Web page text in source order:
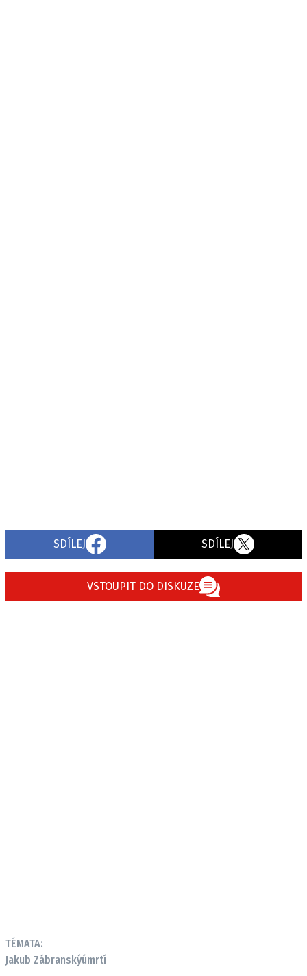
SDÍLEJ SDÍLEJ
VSTOUPIT DO DISKUZE
TÉMATA:
Jakub Zábranskýúmrtí